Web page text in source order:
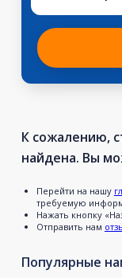
К сожалению,
найдена. Вы
Перейти на нашу
требуемую
Нажать кнопку
Отправить нам
Популярные